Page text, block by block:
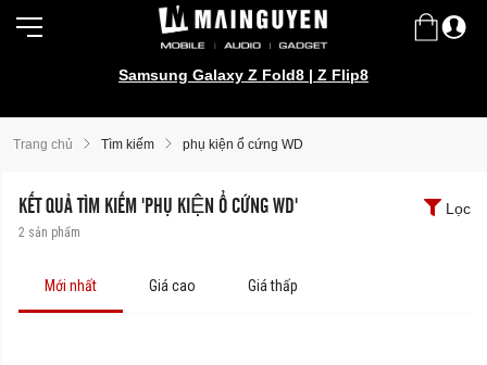
Samsung Galaxy Z Fold8 | Z Flip8
Trang chủ Tìm kiếm phụ kiện ổ cứng WD
KẾT QUẢ TÌM KIẾM 'PHỤ KIỆN Ổ CỨNG WD'
2 sản phẩm
Lọc
Mới nhất Giá cao Giá thấp